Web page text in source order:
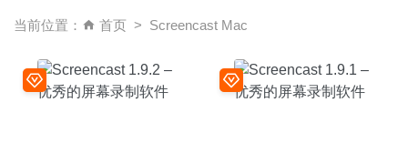
当前位置： 首页 Screencast Mac
File Cabinet Pro 8.8.3 – Finder任务栏扩展增强
DxO PhotoLab 3 ELITE Edition 3.3.1.57 – 强大的RAW图
像处理软件 2020-06-10